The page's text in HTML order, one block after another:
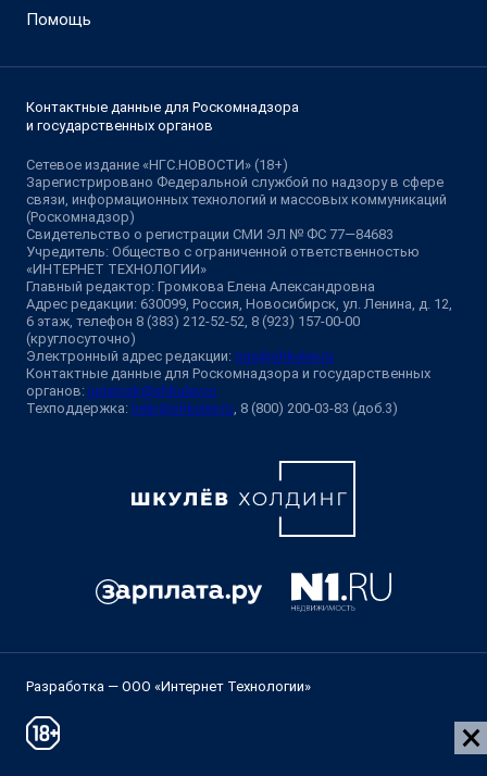
Помощь
Контактные данные для Роскомнадзора
и государственных органов
Сетевое издание «НГС.НОВОСТИ» (18+)
Зарегистрировано Федеральной службой по надзору в сфере
связи, информационных технологий и массовых коммуникаций
(Роскомнадзор)
Свидетельство о регистрации СМИ ЭЛ № ФС 77—84683
Учредитель: Общество с ограниченной ответственностью
«ИНТЕРНЕТ ТЕХНОЛОГИИ»
Главный редактор: Громкова Елена Александровна
Адрес редакции: 630099, Россия, Новосибирск, ул. Ленина, д. 12,
6 этаж, телефон 8 (383) 212-52-52, 8 (923) 157-00-00
(круглосуточно)
Электронный адрес редакции: ngs@shkulev.ru
Контактные данные для Роскомнадзора и государственных
органов: juristnsk@shkulev.ru
Техподдержка: help@shkulev.ru , 8 (800) 200-03-83 (доб.3)
Разработка — ООО «Интернет Технологии»